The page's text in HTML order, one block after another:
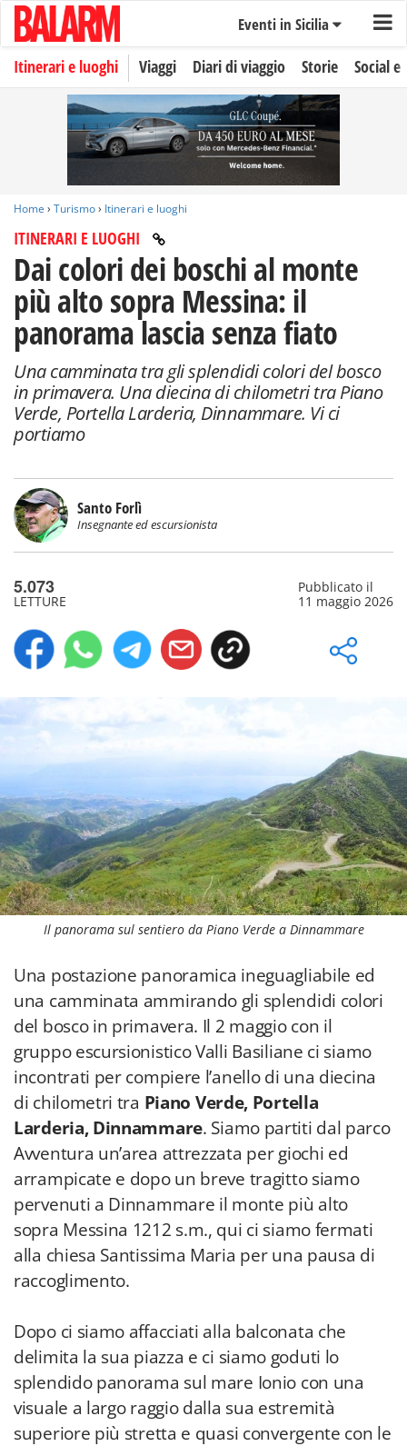
Eventi in Sicilia
Itinerari e luoghi Viaggi Diari di viaggio Storie Social
Home › Turismo› Itinerari e luoghi
ITINERARI E LUOGHI
Dai colori dei boschi al monte
più alto sopra Messina: il
panorama lascia senza fiato
Una camminata tra gli splendidi colori del bosco
in primavera. Una diecina di chilometri tra Piano
Verde, Portella Larderia, Dinnammare. Vi ci
portiamo
Santo Forlì
Insegnante ed escursionista
5.073
LETTURE
Pubblicato il
11 maggio 2026
Il panorama sul sentiero da Piano Verde a Dinnammare
Una postazione panoramica ineguagliabile ed
una camminata ammirando gli splendidi colori
del bosco in primavera. Il 2 maggio con il
gruppo escursionistico Valli Basiliane ci siamo
incontrati per compiere l’anello di una diecina
di chilometri tra Piano Verde, Portella
Larderia, Dinnammare. Siamo partiti dal parco
Avventura un’area attrezzata per giochi ed
arrampicate e dopo un breve tragitto siamo
pervenuti a Dinnammare il monte più alto
sopra Messina 1212 s.m., qui ci siamo fermati
alla chiesa Santissima Maria per una pausa di
raccoglimento.
Dopo ci siamo affacciati alla balconata che
delimita la sua piazza e ci siamo goduti lo
splendido panorama sul mare Ionio con una
visuale a largo raggio dalla sua estremità
superiore più stretta e quasi convergente con le